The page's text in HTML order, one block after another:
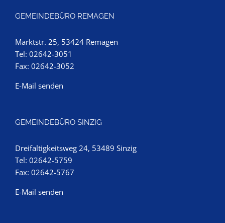
GEMEINDEBÜRO REMAGEN
Marktstr. 25, 53424 Remagen
Tel: 02642-3051
Fax: 02642-3052
E-Mail senden
GEMEINDEBÜRO SINZIG
Dreifaltigkeitsweg 24, 53489 Sinzig
Tel: 02642-5759
Fax: 02642-5767
E-Mail senden